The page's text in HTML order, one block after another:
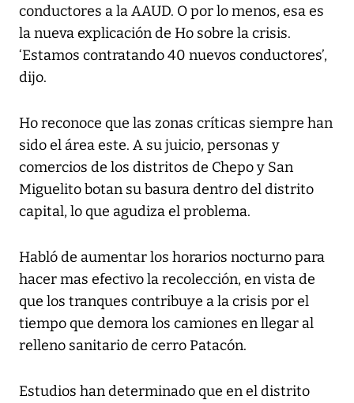
conductores a la AAUD. O por lo menos, esa es
la nueva explicación de Ho sobre la crisis.
‘Estamos contratando 40 nuevos conductores’,
dijo.
Ho reconoce que las zonas críticas siempre han
sido el área este. A su juicio, personas y
comercios de los distritos de Chepo y San
Miguelito botan su basura dentro del distrito
capital, lo que agudiza el problema.
Habló de aumentar los horarios nocturno para
hacer mas efectivo la recolección, en vista de
que los tranques contribuye a la crisis por el
tiempo que demora los camiones en llegar al
relleno sanitario de cerro Patacón.
Estudios han determinado que en el distrito